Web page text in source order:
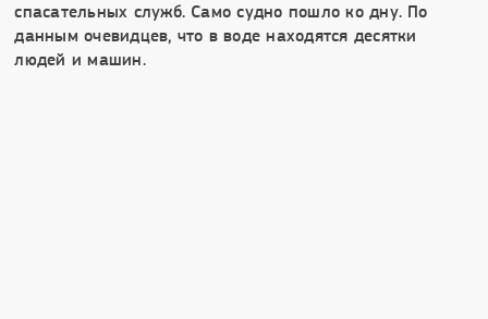
спасательных служб. Само судно пошло ко дну. По
данным очевидцев, что в воде находятся десятки
людей и машин.